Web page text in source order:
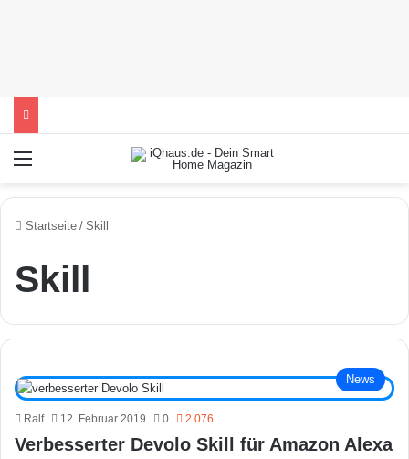
Startseite / Skill
Skill
News
Ralf 12. Februar 2019 0 2.076
Verbesserter Devolo Skill für Amazon Alexa